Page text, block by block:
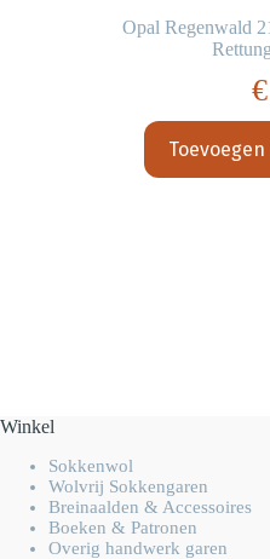
Opal Regenwald
€
Winkel
Sokkenwol
Wolvrij Sokkengaren
Breinaalden & Accessoires
Boeken & Patronen
Overig handwerk garen